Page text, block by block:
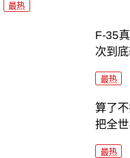
最热
F-35
次到
最热
算了
把全
最热